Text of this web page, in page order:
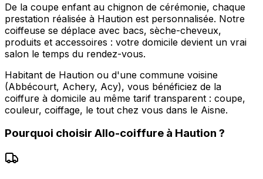
De la coupe enfant au chignon de cérémonie, chaque
prestation réalisée à Haution est personnalisée. Notre
coiffeuse se déplace avec bacs, sèche-cheveux,
produits et accessoires : votre domicile devient un vrai
salon le temps du rendez-vous.
Habitant de Haution ou d'une commune voisine
(Abbécourt, Achery, Acy), vous bénéficiez de la
coiffure à domicile au même tarif transparent : coupe,
couleur, coiffage, le tout chez vous dans le Aisne.
Pourquoi choisir Allo-coiffure à Haution ?